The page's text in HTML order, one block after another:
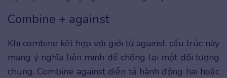
Combine + against
Khi combine kết hợp với giới từ against, cấu trúc này
mang ý nghĩa liên minh để chống lại một đối tượng
chung. Combine against diễn tả hành động hai hoặc